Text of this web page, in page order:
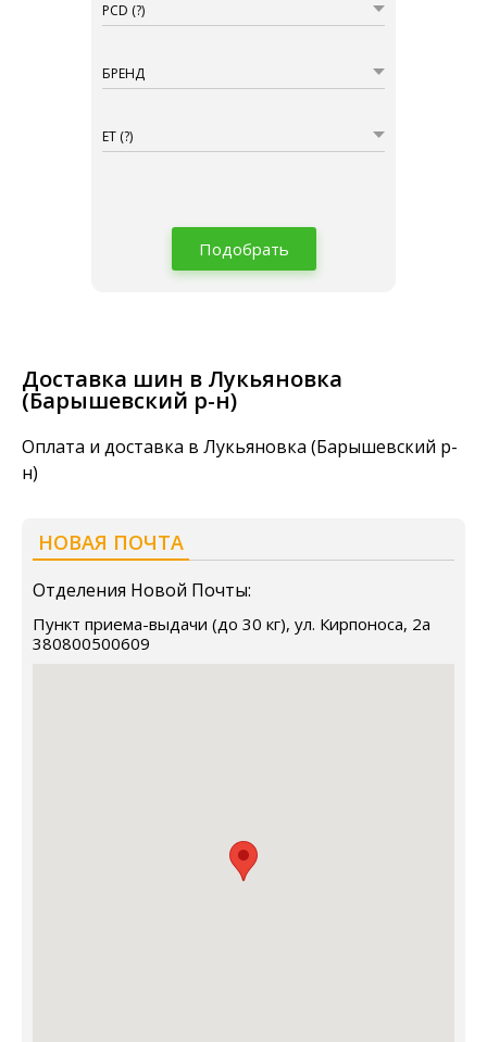
PCD (?)
БРЕНД
ET (?)
Подобрать
Доставка шин в Лукьяновка
(Барышевский р-н)
Оплата и доставка в Лукьяновка (Барышевский р-
н)
НОВАЯ ПОЧТА
Отделения Новой Почты:
Пункт приема-выдачи (до 30 кг), ул. Кирпоноса, 2а
380800500609